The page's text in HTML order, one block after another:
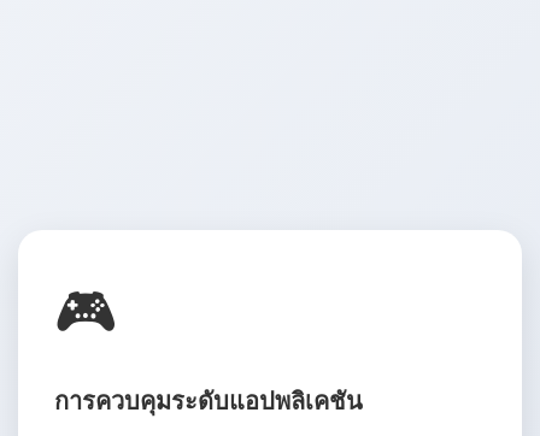
🎮
การควบคุมระดับแอปพลิเคชัน